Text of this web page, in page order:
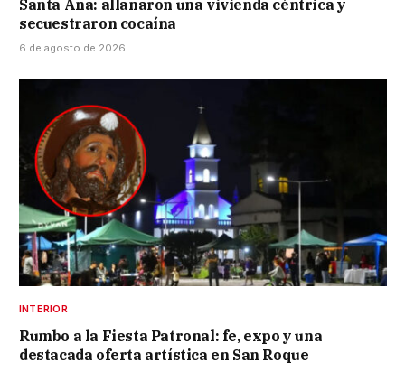
Santa Ana: allanaron una vivienda céntrica y
secuestraron cocaína
6 de agosto de 2026
INTERIOR
Rumbo a la Fiesta Patronal: fe, expo y una
destacada oferta artística en San Roque